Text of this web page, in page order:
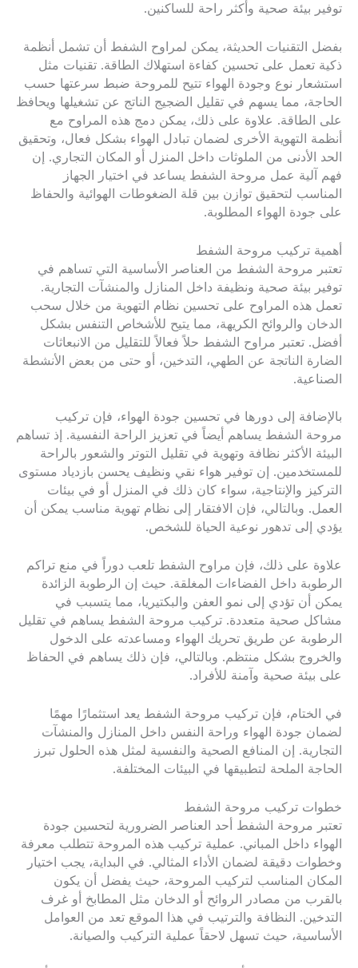
توفير بيئة صحية وأكثر راحة للساكنين.
بفضل التقنيات الحديثة، يمكن لمراوح الشفط أن تشمل أنظمة
ذكية تعمل على تحسين كفاءة استهلاك الطاقة. تقنيات مثل
استشعار نوع وجودة الهواء تتيح للمروحة ضبط سرعتها حسب
الحاجة، مما يسهم في تقليل الضجيج الناتج عن تشغيلها ويحافظ
على الطاقة. علاوة على ذلك، يمكن دمج هذه المراوح مع
أنظمة التهوية الأخرى لضمان تبادل الهواء بشكل فعال، وتحقيق
الحد الأدنى من الملوثات داخل المنزل أو المكان التجاري. إن
فهم آلية عمل مروحة الشفط يساعد في اختيار الجهاز
المناسب لتحقيق توازن بين قلة الضغوطات الهوائية والحفاظ
على جودة الهواء المطلوبة.
أهمية تركيب مروحة الشفط
تعتبر مروحة الشفط من العناصر الأساسية التي تساهم في
توفير بيئة صحية ونظيفة داخل المنازل والمنشآت التجارية.
تعمل هذه المراوح على تحسين نظام التهوية من خلال سحب
الدخان والروائح الكريهة، مما يتيح للأشخاص التنفس بشكل
أفضل. تعتبر مراوح الشفط حلاً فعالاً للتقليل من الانبعاثات
الضارة الناتجة عن الطهي، التدخين، أو حتى من بعض الأنشطة
الصناعية.
بالإضافة إلى دورها في تحسين جودة الهواء، فإن تركيب
مروحة الشفط يساهم أيضاً في تعزيز الراحة النفسية. إذ تساهم
البيئة الأكثر نظافة وتهوية في تقليل التوتر والشعور بالراحة
للمستخدمين. إن توفير هواء نقي ونظيف يحسن بازدياد مستوى
التركيز والإنتاجية، سواء كان ذلك في المنزل أو في بيئات
العمل. وبالتالي، فإن الافتقار إلى نظام تهوية مناسب يمكن أن
يؤدي إلى تدهور نوعية الحياة للشخص.
علاوة على ذلك، فإن مراوح الشفط تلعب دوراً في منع تراكم
الرطوبة داخل الفضاءات المغلقة. حيث إن الرطوبة الزائدة
يمكن أن تؤدي إلى نمو العفن والبكتيريا، مما يتسبب في
مشاكل صحية متعددة. تركيب مروحة الشفط يساهم في تقليل
الرطوبة عن طريق تحريك الهواء ومساعدته على الدخول
والخروج بشكل منتظم. وبالتالي، فإن ذلك يساهم في الحفاظ
على بيئة صحية وآمنة للأفراد.
في الختام، فإن تركيب مروحة الشفط يعد استثمارًا مهمًا
لضمان جودة الهواء وراحة النفس داخل المنازل والمنشآت
التجارية. إن المنافع الصحية والنفسية لمثل هذه الحلول تبرز
الحاجة الملحة لتطبيقها في البيئات المختلفة.
خطوات تركيب مروحة الشفط
تعتبر مروحة الشفط أحد العناصر الضرورية لتحسين جودة
الهواء داخل المباني. عملية تركيب هذه المروحة تتطلب معرفة
وخطوات دقيقة لضمان الأداء المثالي. في البداية، يجب اختيار
المكان المناسب لتركيب المروحة، حيث يفضل أن يكون
بالقرب من مصادر الروائح أو الدخان مثل المطابخ أو غرف
التدخين. النظافة والترتيب في هذا الموقع تعد من العوامل
الأساسية، حيث تسهل لاحقاً عملية التركيب والصيانة.